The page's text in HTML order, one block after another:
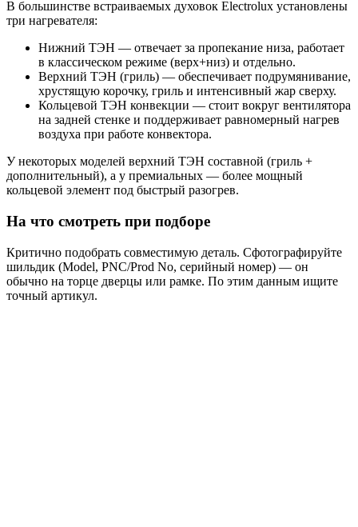
В большинстве встраиваемых духовок Electrolux установлены
три нагревателя:
Нижний ТЭН — отвечает за пропекание низа, работает
в классическом режиме (верх+низ) и отдельно.
Верхний ТЭН (гриль) — обеспечивает подрумянивание,
хрустящую корочку, гриль и интенсивный жар сверху.
Кольцевой ТЭН конвекции — стоит вокруг вентилятора
на задней стенке и поддерживает равномерный нагрев
воздуха при работе конвектора.
У некоторых моделей верхний ТЭН составной (гриль +
дополнительный), а у премиальных — более мощный
кольцевой элемент под быстрый разогрев.
На что смотреть при подборе
Критично подобрать совместимую деталь. Сфотографируйте
шильдик (Model, PNC/Prod No, серийный номер) — он
обычно на торце дверцы или рамке. По этим данным ищите
точный артикул.